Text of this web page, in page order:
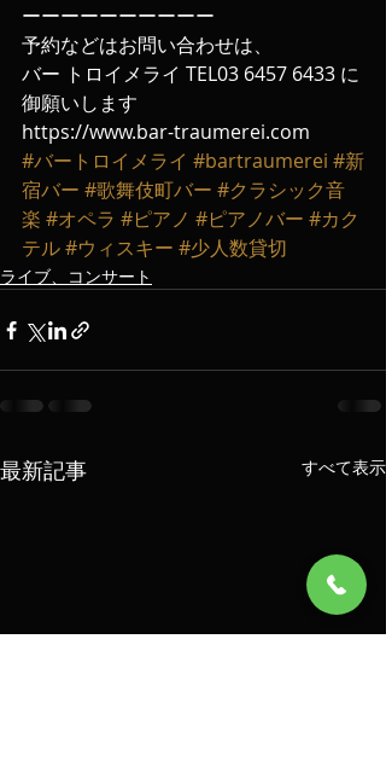
ーーーーーーーーーー
予約などはお問い合わせは、
バー トロイメライ TEL03 6457 6433 に
御願いします
https://www.bar-traumerei.com
#バートロイメライ #bartraumerei #新
宿バー #歌舞伎町バー #クラシック音
楽 #オペラ #ピアノ #ピアノバー #カク
テル#ウィスキー #少人数貸切
ライブ、コンサート
最新記事 すべて表示